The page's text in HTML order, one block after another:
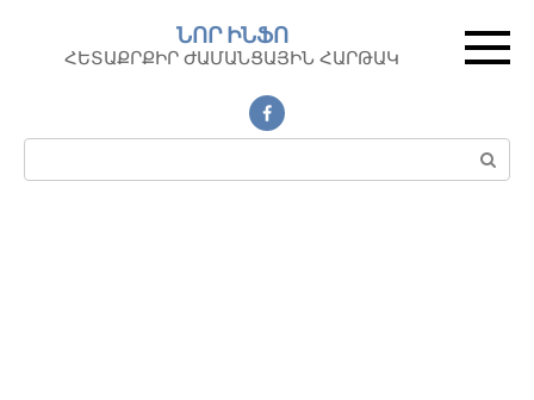
контенту
ՆՈՐ ԻՆՖՈ
ՀԵՏԱՔՐՔԻՐ ԺԱՄԱՆՑԱՅԻՆ ՀԱՐԹԱԿ
Поиск: